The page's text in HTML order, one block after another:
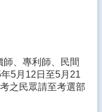
、專利師、民間
5月12日至5月21
之民眾請至考選部